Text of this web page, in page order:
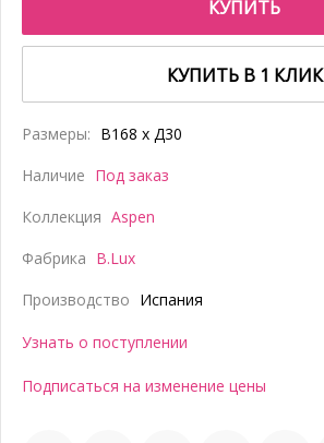
КУПИТЬ
КУПИТЬ В 1 КЛИК
Размеры: В168 x Д30
Наличие Под заказ
Коллекция Aspen
Фабрика B.Lux
Производство Испания
Узнать о поступлении
Подписаться на изменение цены